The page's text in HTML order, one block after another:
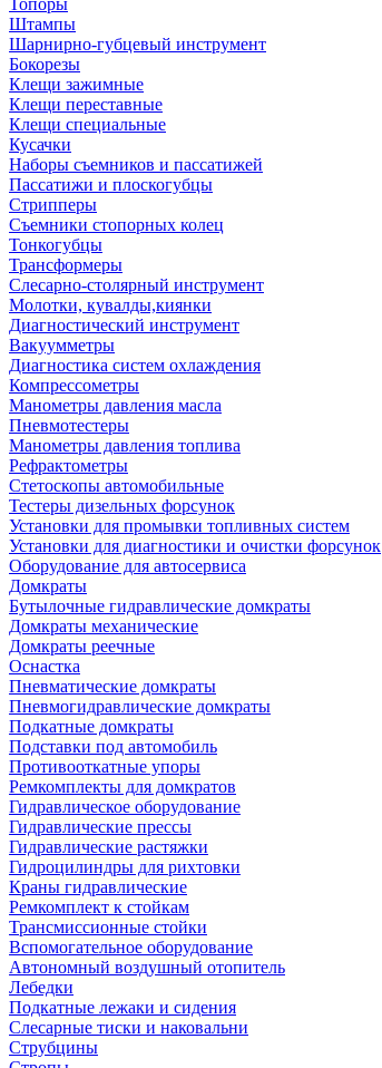
Топоры
Штампы
Шарнирно-губцевый инструмент
Бокорезы
Клещи зажимные
Клещи переставные
Клещи специальные
Кусачки
Наборы съемников и пассатижей
Пассатижи и плоскогубцы
Стрипперы
Съемники стопорных колец
Тонкогубцы
Трансформеры
Слесарно-столярный инструмент
Молотки, кувалды,киянки
Диагностический инструмент
Вакуумметры
Диагностика систем охлаждения
Компрессометры
Манометры давления масла
Пневмотестеры
Манометры давления топлива
Рефрактометры
Стетоскопы автомобильные
Тестеры дизельных форсунок
Установки для промывки топливных систем
Установки для диагностики и очистки форсунок
Оборудование для автосервиса
Домкраты
Бутылочные гидравлические домкраты
Домкраты механические
Домкраты реечные
Оснастка
Пневматические домкраты
Пневмогидравлические домкраты
Подкатные домкраты
Подставки под автомобиль
Противооткатные упоры
Ремкомплекты для домкратов
Гидравлическое оборудование
Гидравлические прессы
Гидравлические растяжки
Гидроцилиндры для рихтовки
Краны гидравлические
Ремкомплект к стойкам
Трансмиссионные стойки
Вспомогательное оборудование
Автономный воздушный отопитель
Лебедки
Подкатные лежаки и сидения
Слесарные тиски и наковальни
Струбцины